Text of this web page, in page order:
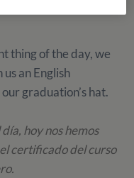
thing of the day, we
an English
graduation’s hat.
hoy nos hemos
certificado del curso